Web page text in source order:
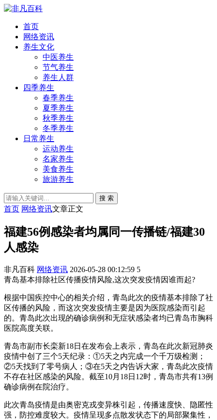
首页
网络资讯
养生文化
中医养生
节气养生
养生人群
四季养生
春季养生
夏季养生
秋季养生
冬季养生
日常养生
运动养生
名家养生
美食养生
旅游养生
搜 索
首页 网络资讯文章正文
福建56例感染者均属同一传播链/福建30
人感染
非凡百科 网络资讯 2026-05-28 00:12:59 5
青岛基本排除社区传播疫情风险,这次突发疫情因谁而起?
根据中国疾控中心的相关介绍，青岛此次的疫情基本排除了社
区传播的风险，而这次突发疫情主要是因为医院感染而引起
的。青岛此次出现的确诊病例和无症状感染者均已青岛市胸科
医院高度关联。
青岛市副市长栾新18日在发布会上表示，青岛在此次新冠肺炎
疫情中创了三个5天纪录：①5天之内完成一个千万级检测；
②5天找到了零号病人；③在5天之内告诉大家，青岛此次疫情
不存在社区感染的风险。截至10月18日12时，青岛市共有13例
确诊病例在院治疗。
此次青岛疫情是由奥密克戎变异株引起，传播速度快、隐匿性
强，防控难度较大。疫情呈现多点散发状态下的局部聚集性，